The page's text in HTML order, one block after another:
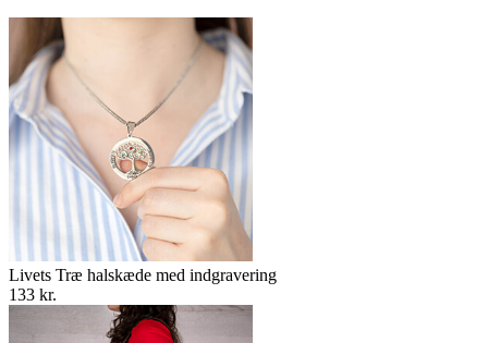
Livets Træ halskæde med indgravering
133 kr.